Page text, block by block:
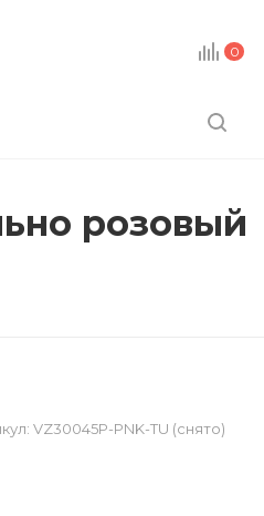
0
розовый
VZ30045P-PNK-TU (снято)